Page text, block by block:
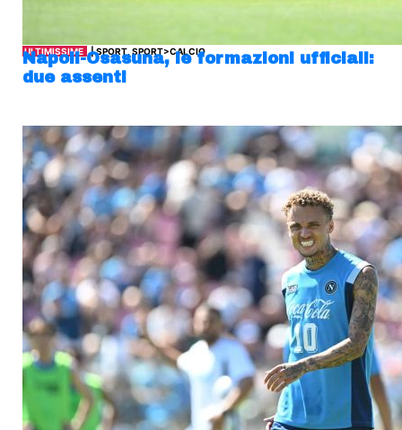
ULTIMISSIME | SPORT, SPORT>CALCIO
Napoli-Osasuna, le formazioni ufficiali:
due assenti